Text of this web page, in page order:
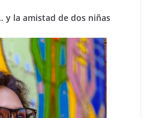
y la amistad de dos niñas